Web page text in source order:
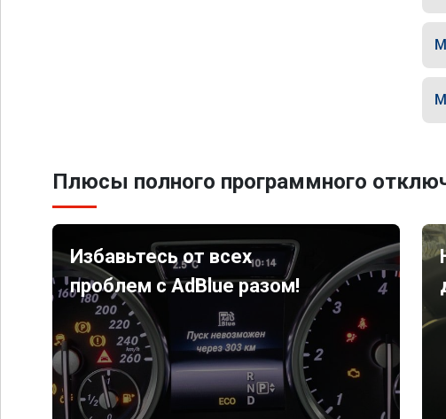
Плюсы полного программного
Избавьтесь от всех
проблем с AdBlue разом!